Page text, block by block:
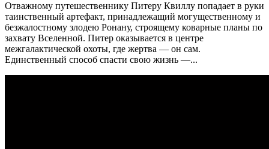
Отважному путешественнику Питеру Квиллу попадает в руки
таинственный артефакт, принадлежащий могущественному и
безжалостному злодею Ронану, строящему коварные планы по
захвату Вселенной. Питер оказывается в центре
межгалактической охоты, где жертва — он сам.
Единственный способ спасти свою жизнь —...